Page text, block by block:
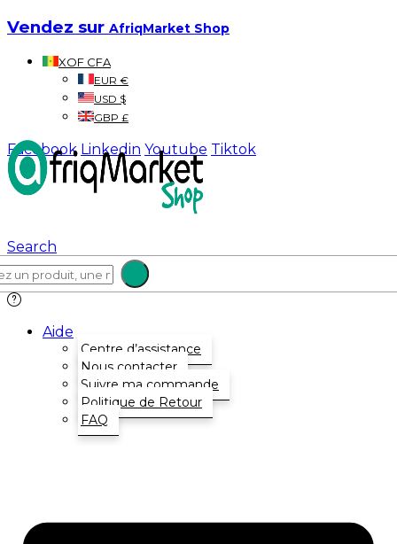
Vendez sur AfriqMarket Shop
XOF CFA
EUR €
USD $
GBP £
Facebook Linkedin Youtube Tiktok
Search
Aide
Centre d’assistance
Nous contacter
Suivre ma commande
Politique de Retour
FAQ